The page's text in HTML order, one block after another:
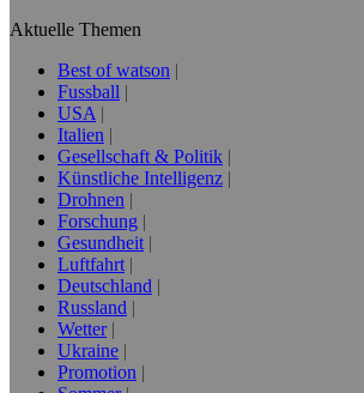
Aktuelle Themen
Best of watson
Fussball
USA
Italien
Gesellschaft & Politik
Künstliche Intelligenz
Drohnen
Forschung
Gesundheit
Luftfahrt
Deutschland
Russland
Wetter
Ukraine
Promotion